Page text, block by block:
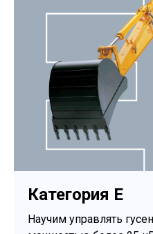
Категория E
Научим управлять